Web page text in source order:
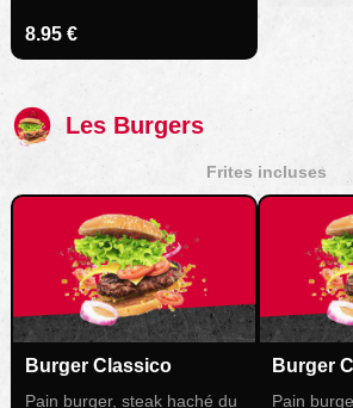
8.95 €
Les Burgers
Frites incluses
Burger Classico
Pain burger, steak haché du
Burger
Pain